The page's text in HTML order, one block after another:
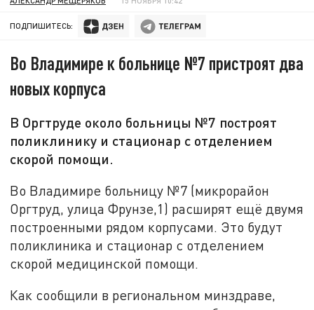
ПОДПИШИТЕСЬ:
Во Владимире к больнице №7 пристроят два
новых корпуса
В Оргтруде около больницы №7 построят
поликлинику и стационар с отделением
скорой помощи.
Во Владимире больницу №7 (микрорайон
Оргтруд, улица Фрунзе,1) расширят ещё двумя
построенными рядом корпусами. Это будут
поликлиника и стационар с отделением
скорой медицинской помощи.
Как сообщили в региональном минздраве,